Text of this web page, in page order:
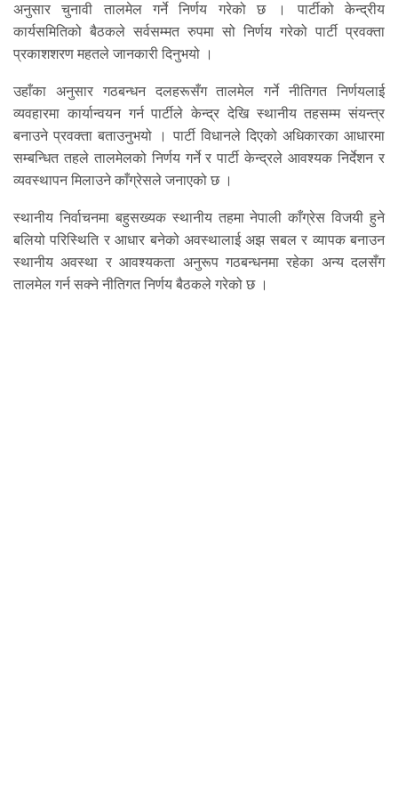
अनुसार चुनावी तालमेल गर्ने निर्णय गरेको छ । पार्टीको केन्द्रीय
कार्यसमितिको बैठकले सर्वसम्मत रुपमा सो निर्णय गरेको पार्टी प्रवक्ता
प्रकाशशरण महतले जानकारी दिनुभयो ।
उहाँका अनुसार गठबन्धन दलहरूसँग तालमेल गर्ने नीतिगत निर्णयलाई
व्यवहारमा कार्यान्वयन गर्न पार्टीले केन्द्र देखि स्थानीय तहसम्म संयन्त्र
बनाउने प्रवक्ता बताउनुभयो । पार्टी विधानले दिएको अधिकारका आधारमा
सम्बन्धित तहले तालमेलको निर्णय गर्ने र पार्टी केन्द्रले आवश्यक निर्देशन र
व्यवस्थापन मिलाउने काँग्रेसले जनाएको छ ।
स्थानीय निर्वाचनमा बहुसख्यक स्थानीय तहमा नेपाली काँग्रेस विजयी हुने
बलियो परिस्थिति र आधार बनेको अवस्थालाई अझ सबल र व्यापक बनाउन
स्थानीय अवस्था र आवश्यकता अनुरूप गठबन्धनमा रहेका अन्य दलसँग
तालमेल गर्न सक्ने नीतिगत निर्णय बैठकले गरेको छ ।